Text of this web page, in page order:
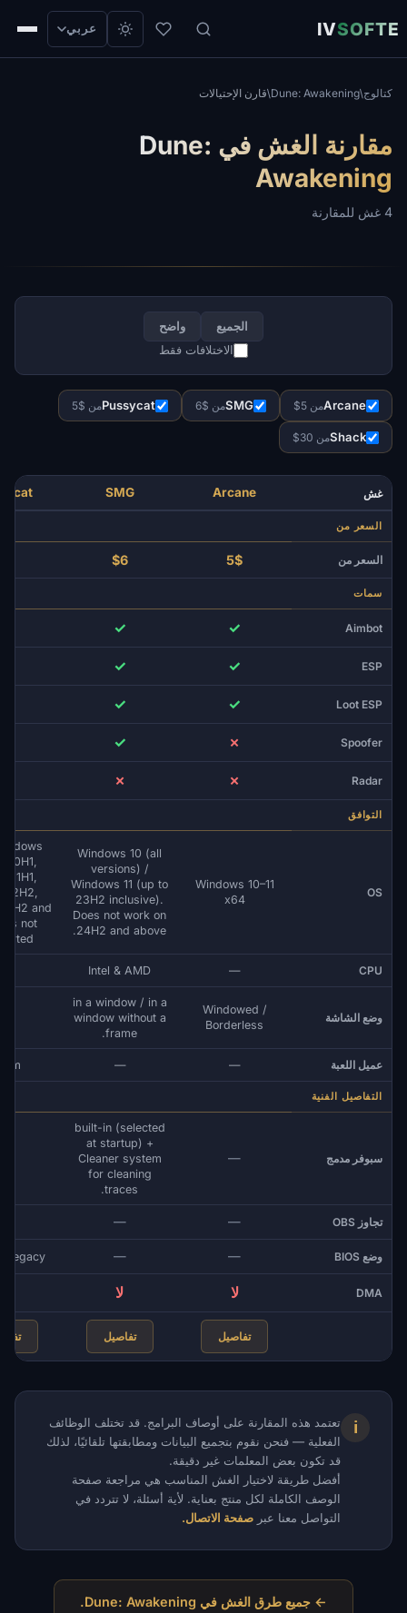
IVSOFTE عربي
كتالوج/
Dune: Awakening
/قارن الإحتيالات
مقارنة الغش في Dune:
Awakening
4 غش للمقارنة
الجميع
واضح
الاختلافات فقط
Arcaneمن 5$ SMGمن $6 Pussycatمن $5
Shackمن 30$
غش Arcane
SMG
السعر من
السعر من 5$
$6
سمات
Aimbot
✓
✓
ESP
✓
✓
Loot ESP
✓
✓
Spoofer
✗
✓
Radar
✗
✗
التوافق
OS
Windows 10–11
x64
Windows 10 (all
versions) /
Windows 11 (up to
23H2 inclusive).
Does not work on
24H2 and above.
(20H1,
21H1,
22H2,
and
is not
CPU
—
Intel & AMD
وضع الشاشة
Windowed /
Borderless
in a window / in a
window without a
frame.
عميل اللعبة —
—
التفاصيل الفنية
سبوفر مدمج —
built-in (selected
at startup) +
Cleaner system
for cleaning
traces.
تجاوز OBS —
—
وضع BIOS —
—
Legacy
DMA لا لا
تفاصيل تفاصيل
ℹ
تعتمد هذه المقارنة على أوصاف البرامج. قد تختلف الوظائف
الفعلية — فنحن نقوم بتجميع البيانات ومطابقتها تلقائيًا، لذلك
قد تكون بعض المعلمات غير دقيقة.
أفضل طريقة لاختيار الغش المناسب هي مراجعة صفحة
الوصف الكاملة لكل منتج بعناية. لأية أسئلة، لا تتردد في
التواصل معنا عبر صفحة الاتصال.
← جميع طرق الغش في Dune: Awakening.